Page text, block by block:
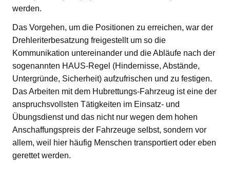
werden.
Das Vorgehen, um die Positionen zu erreichen, war der
Drehleriterbesatzung freigestellt um so die
Kommunikation untereinander und die Abläufe nach der
sogenannten HAUS-Regel (Hindernisse, Abstände,
Untergründe, Sicherheit) aufzufrischen und zu festigen.
Das Arbeiten mit dem Hubrettungs-Fahrzeug ist eine der
anspruchsvollsten Tätigkeiten im Einsatz- und
Übungsdienst und das nicht nur wegen dem hohen
Anschaffungspreis der Fahrzeuge selbst, sondern vor
allem, weil hier häufig Menschen transportiert oder eben
gerettet werden.